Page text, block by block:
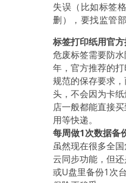
失误（比如标签
删），要找监管
标签打印纸用官
危废标签需要防
年，官方推荐的
规范的保存要求
头，不会因为卡
店一般都能直接
用等快递。
每周做1次数据备
虽然现在很多全
云同步功能，但
或U盘里备份1次